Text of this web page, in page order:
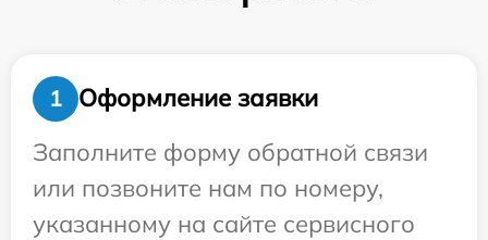
1
Оформление заявки
Заполните форму обратной связи
или позвоните нам по номеру,
указанному на сайте сервисного